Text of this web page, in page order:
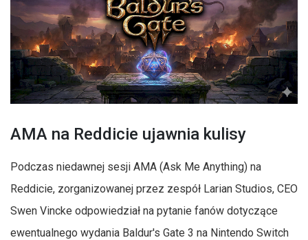
AMA na Reddicie ujawnia kulisy
Podczas niedawnej sesji AMA (Ask Me Anything) na
Reddicie, zorganizowanej przez zespół Larian Studios, CEO
Swen Vincke odpowiedział na pytanie fanów dotyczące
ewentualnego wydania Baldur's Gate 3 na Nintendo Switch